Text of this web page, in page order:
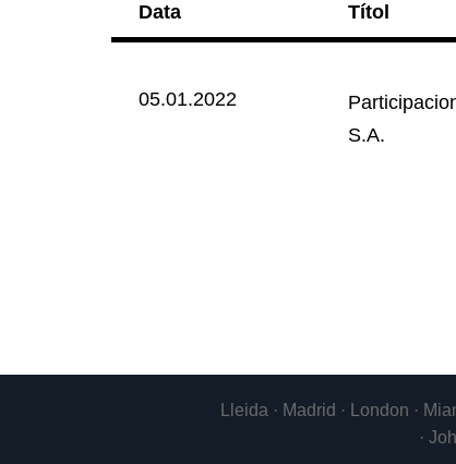
Data Títol
05.01.2022
S.A.
Lleida · Madrid · London ·
·